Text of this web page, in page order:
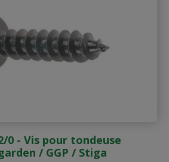
0 - Vis pour tondeuse
/ GGP / Stiga